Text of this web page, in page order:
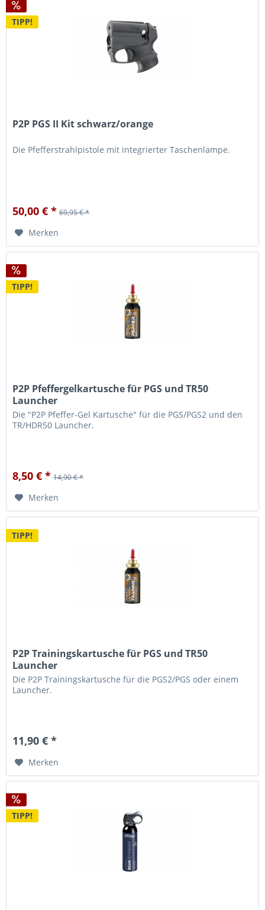
TIPP!
P2P PGS II Kit schwarz/orange
Die Pfefferstrahlpistole mit integrierter Taschenlampe.
50,00 € * 69,95 € *
Merken
TIPP!
P2P Pfeffergelkartusche für PGS und TR50
Launcher
Die "P2P Pfeffer-Gel Kartusche" für die PGS/PGS2 und den
TR/HDR50 Launcher.
8,50 € * 14,90 € *
Merken
TIPP!
P2P Trainingskartusche für PGS und TR50
Launcher
Die P2P Trainingskartusche für die PGS2/PGS oder einem
Launcher.
11,90 € *
Merken
TIPP!